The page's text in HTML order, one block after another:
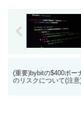
(重要)bybitの$400ボー
のリスクについて(注意